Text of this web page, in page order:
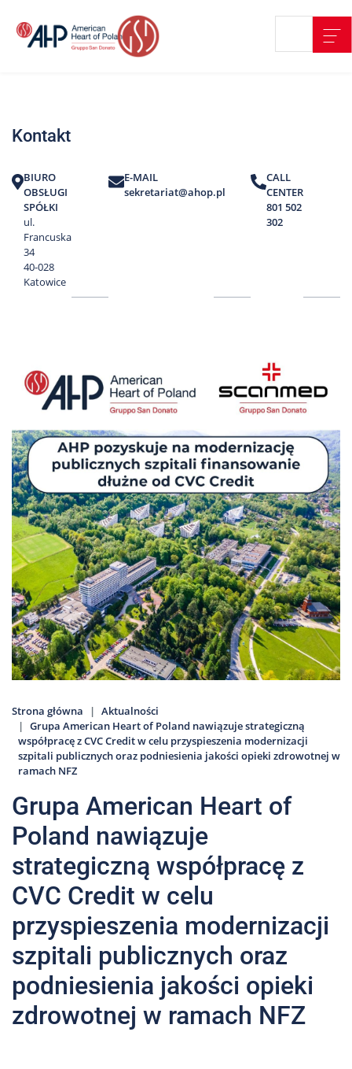
treści
Strefa
Edukacja
Pacjenta
O
nas
Marki
Kariera
Kontakt
801
502
302
Kontakt
BIURO
OBSŁUGI
SPÓŁKI
ul.
Francuska
34
40-028
Katowice
E-MAIL
sekretariat@ahop.pl
CALL
CENTER
801 502
302
Strona główna
Aktualności
Grupa American Heart of Poland nawiązuje strategiczną
współpracę z CVC Credit w celu przyspieszenia modernizacji
szpitali publicznych oraz podniesienia jakości opieki zdrowotnej w
ramach NFZ
Grupa American Heart of
Poland nawiązuje
strategiczną współpracę z
CVC Credit w celu
przyspieszenia modernizacji
szpitali publicznych oraz
podniesienia jakości opieki
zdrowotnej w ramach NFZ